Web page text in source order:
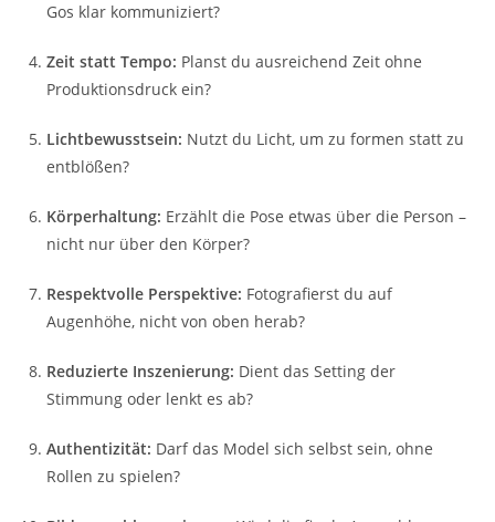
Gos klar kommuniziert?
Zeit statt Tempo: Planst du ausreichend Zeit ohne
Produktionsdruck ein?
Lichtbewusstsein: Nutzt du Licht, um zu formen statt zu
entblößen?
Körperhaltung: Erzählt die Pose etwas über die Person –
nicht nur über den Körper?
Respektvolle Perspektive: Fotografierst du auf
Augenhöhe, nicht von oben herab?
Reduzierte Inszenierung: Dient das Setting der
Stimmung oder lenkt es ab?
Authentizität: Darf das Model sich selbst sein, ohne
Rollen zu spielen?